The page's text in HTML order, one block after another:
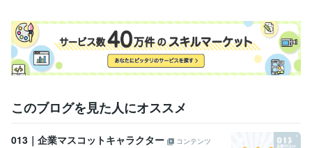
CSS:15年HTML:20年JavaScript:15年MySQL:10年
ビジネス・クリエイティブツール
Adobe Photoshop:25年Adobe Premiere Pro:10年
Adobe Illustrator:25年CLIP STUDIO PAINT:1年
イラスト作成・漫画制作 マスコットキャラクター制作
このブログを見た人にオススメ
013｜企業マスコットキャラクター
コンテンツ